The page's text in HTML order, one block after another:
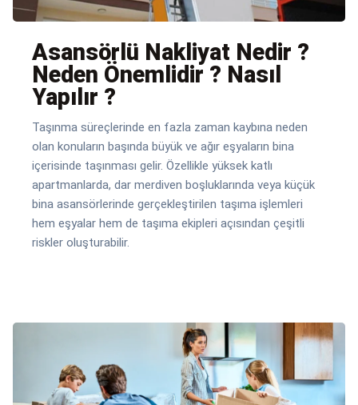
Asansörlü Nakliyat Nedir ?
Neden Önemlidir ? Nasıl
Yapılır ?
Taşınma süreçlerinde en fazla zaman kaybına neden
olan konuların başında büyük ve ağır eşyaların bina
içerisinde taşınması gelir. Özellikle yüksek katlı
apartmanlarda, dar merdiven boşluklarında veya küçük
bina asansörlerinde gerçekleştirilen taşıma işlemleri
hem eşyalar hem de taşıma ekipleri açısından çeşitli
riskler oluşturabilir.